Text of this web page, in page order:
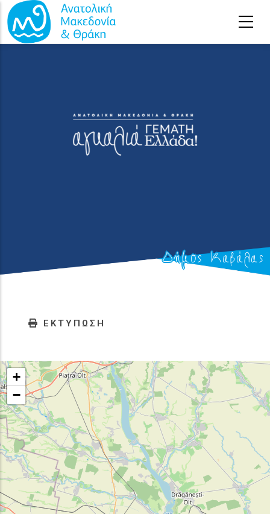
Παράκαμψη προς το κυρίως περιεχόμενο
Δήμος Καβάλας
ΕΚΤΥΠΩΣΗ
+
−